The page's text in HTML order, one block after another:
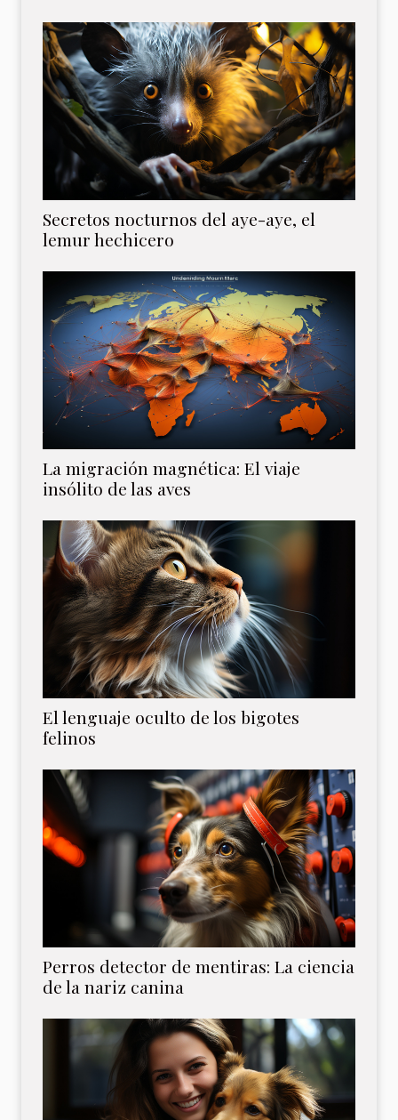
Secretos nocturnos del aye-aye, el
lemur hechicero
La migración magnética: El viaje
insólito de las aves
El lenguaje oculto de los bigotes
felinos
Perros detector de mentiras: La ciencia
de la nariz canina